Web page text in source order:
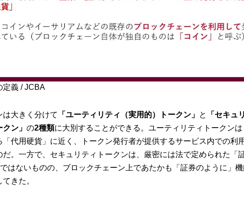
定義 / JCBA
大きく分けて 「ユーティリティ（実用的）トークン」 と
「セキュ
ン」 の2種類に大別することができる。ユーティリティトークンは
「代用硬貨」に近く、トークン発行者が提供するサービス内での利
だ。一方で、セキュリティトークンは、厳密には法で定められた「
はないものの、ブロックチェーン上であたかも「証券のように」機
きた。